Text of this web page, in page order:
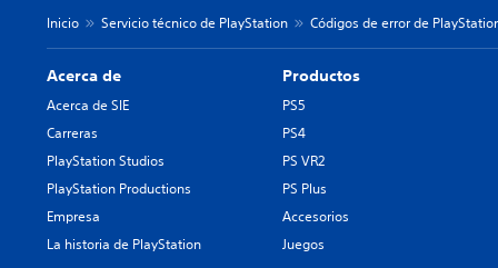
Inicio Servicio técnico de PlayStation Códigos de error de
Acerca de
Acerca de SIE
Carreras
PlayStation Studios
PlayStation Productions
Empresa
La historia de PlayStation
Productos
PS5
PS4
PS VR2
PS Plus
Accesorios
Juegos